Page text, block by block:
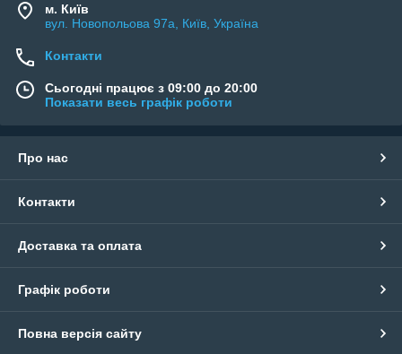
м. Київ
вул. Новопольова 97а, Київ, Україна
Контакти
Сьогодні працює з 09:00 до 20:00
Показати весь графік роботи
Про нас
Контакти
Доставка та оплата
Графік роботи
Повна версія сайту